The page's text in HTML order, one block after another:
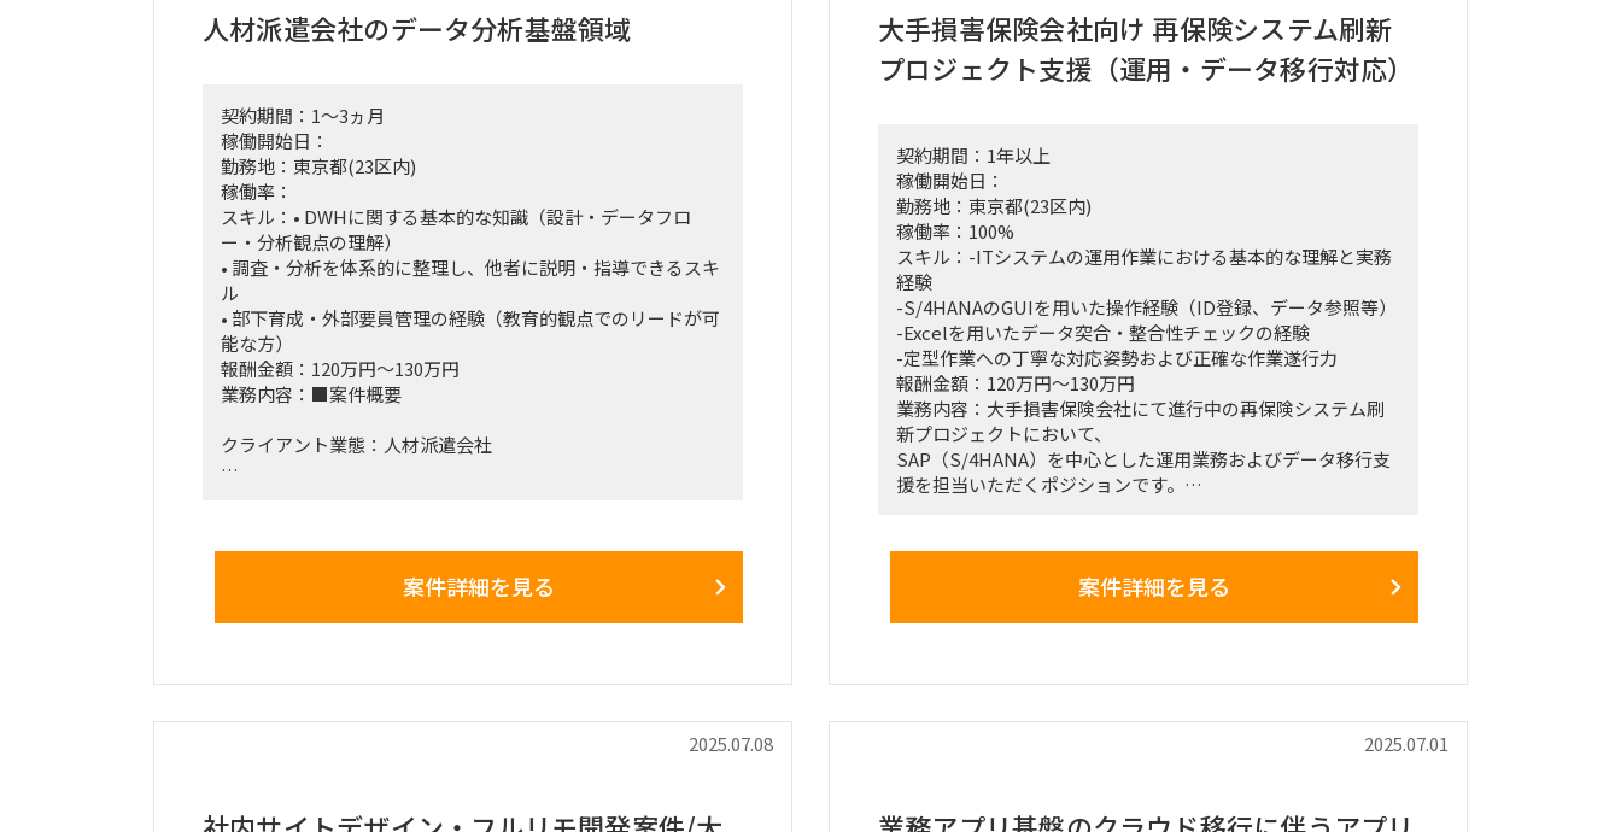
■働き方：出社/リモートのハイブリッド(半々想定、出社場所
は東陽町もしくは、神田)
人材派遣会社のデータ分析基盤領域
契約期間：1～3ヵ月
稼働開始日：
勤務地：東京都(23区内)
稼働率：
スキル：• DWHに関する基本的な知識（設計・データフロ
ー・分析観点の理解）
• 調査・分析を体系的に整理し、他者に説明・指導できるスキ
ル
• 部下育成・外部要員管理の経験（教育的観点でのリードが可
能な方）
報酬金額：120万円～130万円
業務内容：■案件概要
クライアント業態：人材派遣会社
導いただける人材を求めています。
□プロジェクト概要：データ分析基盤領域において、DWHに
関する影響調査・原因分析・対処までを担うプロパ社員の育
担うプロパ社員の育成と自走化支援
■稼働開始日：2025年8月～ 応相談
案件詳細を見る
大手損害保険会社向け 再保険システム刷新
プロジェクト支援（運用・データ移行対応）
契約期間：1年以上
稼働開始日：
勤務地：東京都(23区内)
稼働率：100%
スキル：-ITシステムの運用作業における基本的な理解と実務
経験
-S/4HANAのGUIを用いた操作経験（ID登録、データ参照等）
-Excelを用いたデータ突合・整合性チェックの経験
-定型作業への丁寧な対応姿勢および正確な作業遂行力
報酬金額：120万円～130万円
業務内容：大手損害保険会社にて進行中の再保険システム刷
新プロジェクトにおいて、
SAP（S/4HANA）を中心とした運用業務およびデータ移行支
援を担当いただくポジションです。
エンドユーザーに近い立場での作業となるため、丁寧な作業
対応ができる方を歓迎します。
ス管理 等）
●勤務地（頻度）：東京都内（出社については月数回程度で
案件詳細を見る
2025.07.08 2025.07.01